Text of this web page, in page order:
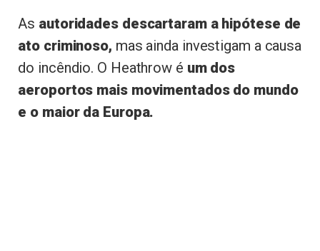
As autoridades descartaram a hipótese de
ato criminoso, mas ainda investigam a causa
do incêndio. O Heathrow é um dos
aeroportos mais movimentados do mundo
e o maior da Europa.